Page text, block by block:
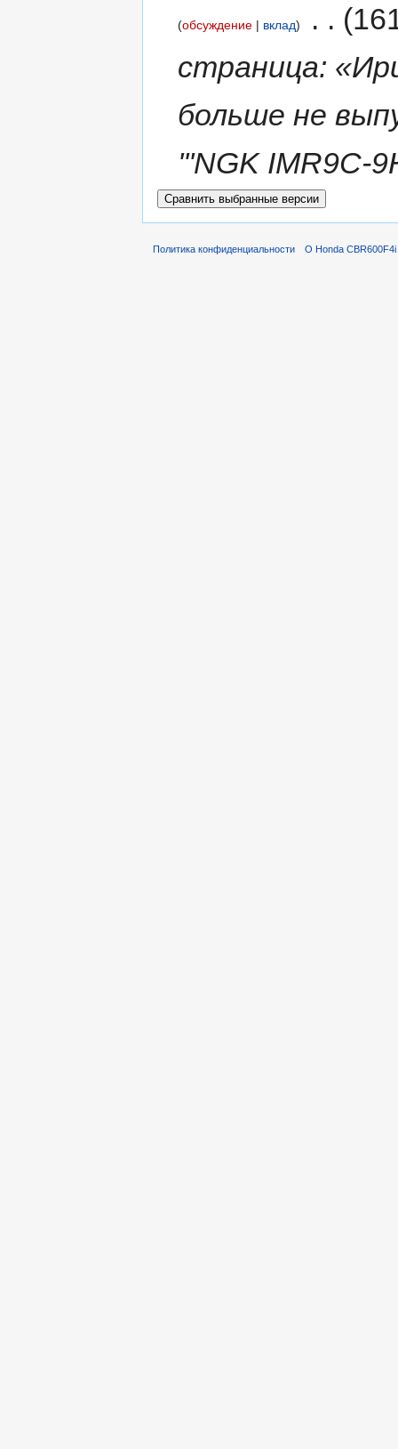
обсуждение вклад
страница:
больше не
'''NGK IMR9C-
Политика конфиденциальности О Honda CBR600F4i